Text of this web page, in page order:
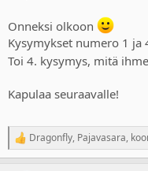
Onneksi olkoon
Kysymykset numero 1 ja
Toi 4. kysymys, mitä
Kapulaa seuraavalle!
R
e
Dragonfly, Pajavasara,